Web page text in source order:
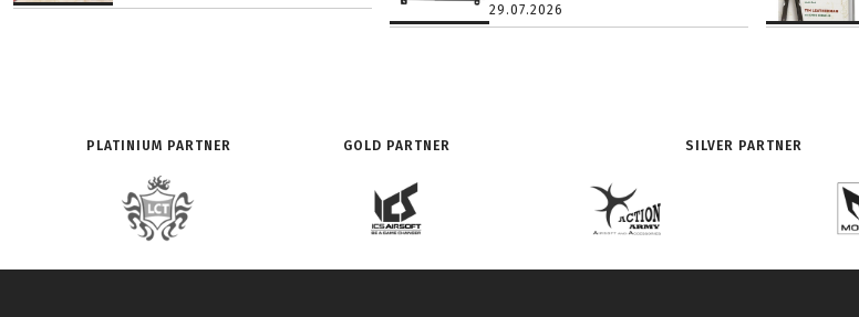
29.07.2026
PLATINIUM PARTNER GOLD PARTNER SILVER PARTNER